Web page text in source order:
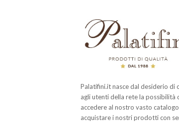
Palatifini.it nasce dal desiderio di
agli utenti della rete la possibilità
accedere al nostro vasto
acquistare i nostri prodotti con